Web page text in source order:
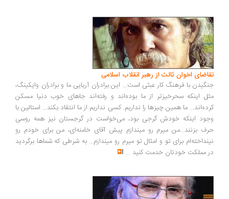
اخوان ثالث از رهبر انقلاب اسلامی
با فرهنگ کار عبثی است... این برادران آریایی ما و برادران وایکینگ،
اینکه سحرخیزتر از ما بوده‌اند و رفته‌اند جاهای خوب دنیا مسکن
ما همین چیزها را نداریم. کسی نداریم از ما انتقاد بکند... استالین با
اینکه خودش گرجی بود، می‌خواست در گرجستان نیز همه روسی
بزنند...من میرم رو میندازم پیش آقای خامنه‌ای، من برای خودم رو
برای تو و امثال تو میرم رو میندازم... به شرطی که شماها برگردید
مملکت خودتان خدمت کنید...